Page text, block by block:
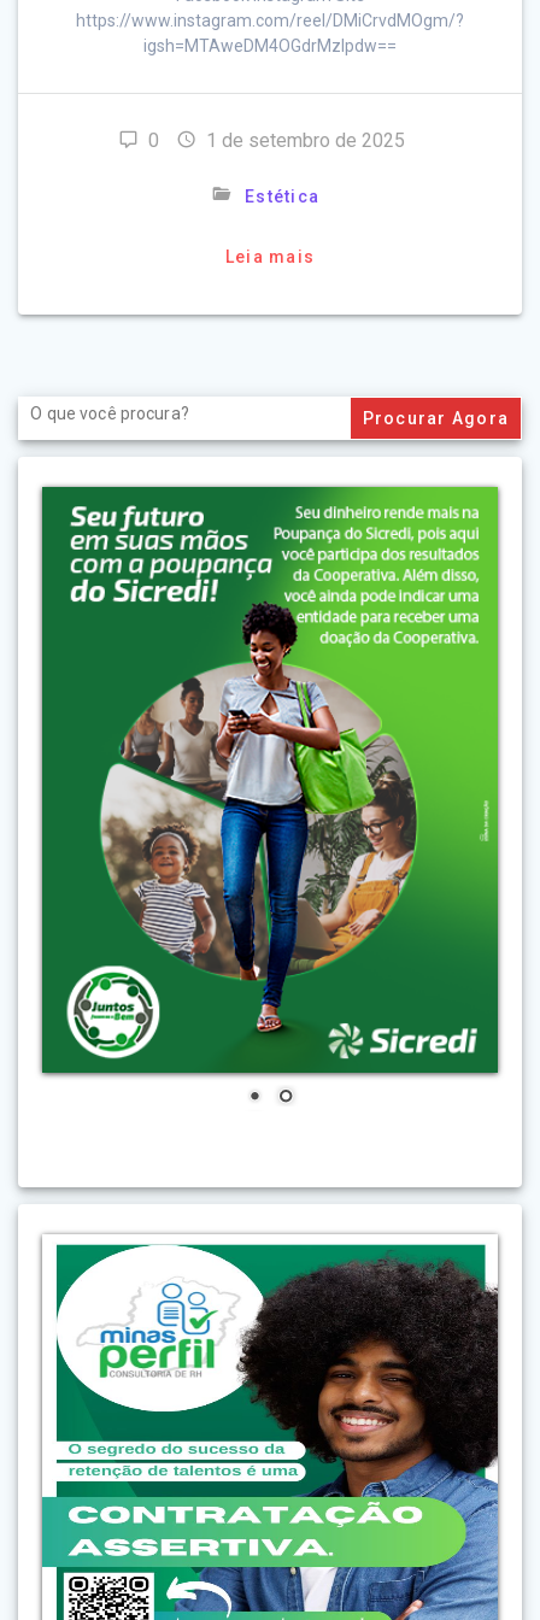
https://www.instagram.com/reel/DMiCrvdMOgm/?
igsh=MTAweDM4OGdrMzlpdw==
0 1 de setembro de 2025
Estética
Leia mais
Search
for: